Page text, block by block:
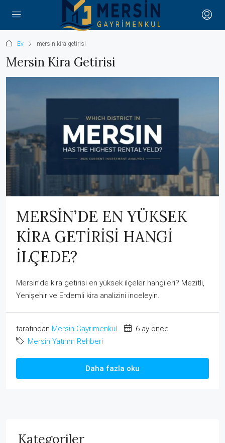
Ev mersin kira getirisi
Mersin Kira Getirisi
MERSİN’DE EN YÜKSEK
KİRA GETİRİSİ HANGİ
İLÇEDE?
Mersin’de kira getirisi en yüksek ilçeler hangileri? Mezitli,
Yenişehir ve Erdemli kira analizini inceleyin.
tarafından Mersin Gayrimenkul
6 ay önce
Mersin Yatırım Rehberi
Daha fazla oku
Kategoriler